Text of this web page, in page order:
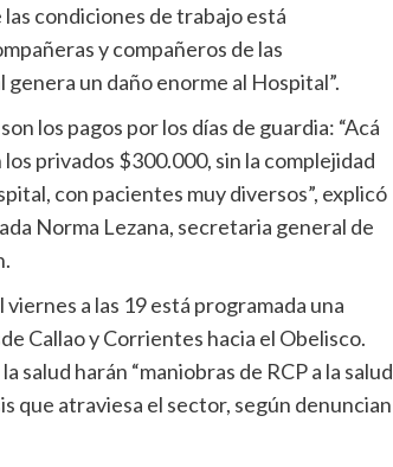
condiciones de trabajo está
y compañeros de las
un daño enorme al Hospital”.
los pagos por los días de guardia: “Acá
privados $300.000, sin la complejidad
con pacientes muy diversos”, explicó
Norma Lezana, secretaria general de
a las 19 está programada una
Callao y Corrientes hacia el Obelisco.
salud harán “maniobras de RCP a la salud
que atraviesa el sector, según denuncian